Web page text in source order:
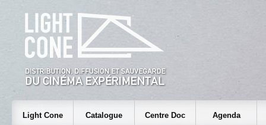
Light Cone Catalogue Centre Doc Agenda